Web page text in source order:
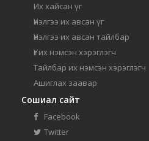
Их хайсан үг
Үнэлгээ их авсан үг
Үнэлгээ их авсан тайлбар
Үг их нэмсэн хэрэглэгч
Тайлбар их нэмсэн хэрэглэгч
Ашиглах заавар
Сошиал сайт
Facebook
Twitter